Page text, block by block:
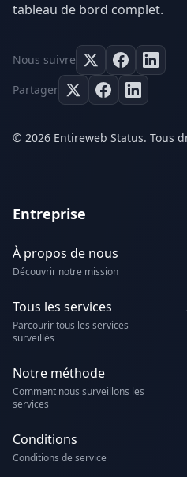
tableau de bord complet.
Nous suivre
Partager
© 2026 Entireweb Status. Tous
Entreprise
À propos de nous
Découvrir notre mission
Tous les services
Parcourir tous les services
surveillés
Notre méthode
Comment nous surveillons les
services
Conditions
Conditions de service